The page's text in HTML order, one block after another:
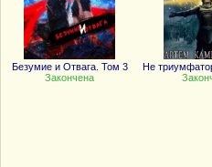
Безумие и Отвага. Том 3
Закончена
Не